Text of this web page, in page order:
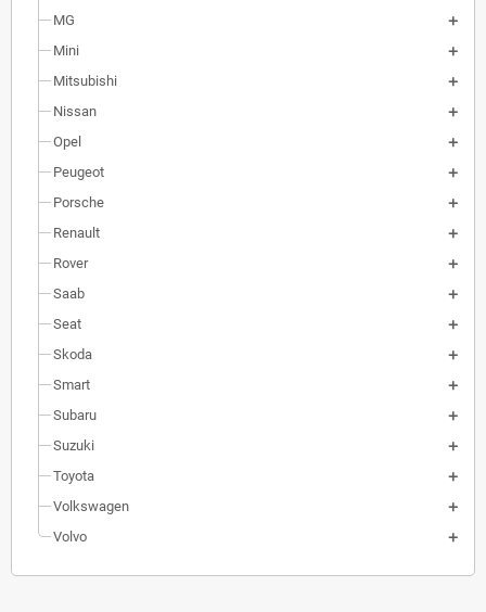
MG
Mini
Mitsubishi
Nissan
Opel
Peugeot
Porsche
Renault
Rover
Saab
Seat
Skoda
Smart
Subaru
Suzuki
Toyota
Volkswagen
Volvo